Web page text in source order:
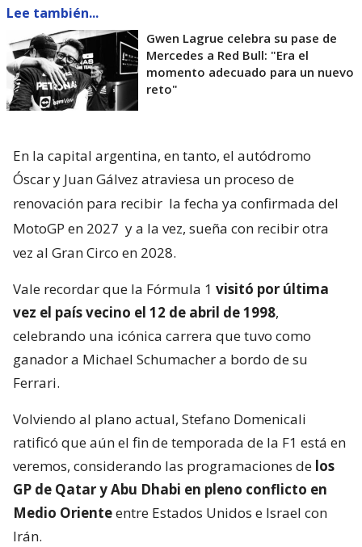
Lee también...
Gwen Lagrue celebra su pase de
Mercedes a Red Bull: "Era el
momento adecuado para un nuevo
reto"
En la capital argentina, en tanto, el autódromo
Óscar y Juan Gálvez atraviesa un proceso de
renovación para recibir la fecha ya confirmada del
MotoGP en 2027 y a la vez, sueña con recibir otra
vez al Gran Circo en 2028.
Vale recordar que la Fórmula 1 visitó por última
vez el país vecino el 12 de abril de 1998,
celebrando una icónica carrera que tuvo como
ganador a Michael Schumacher a bordo de su
Ferrari.
Volviendo al plano actual, Stefano Domenicali
ratificó que aún el fin de temporada de la F1 está en
veremos, considerando las programaciones de los
GP de Qatar y Abu Dhabi en pleno conflicto en
Medio Orienteentre Estados Unidos e Israel con
Irán.